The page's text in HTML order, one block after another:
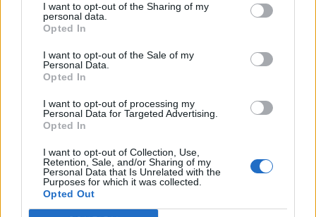
I want to opt-out of the Sharing of my
personal data.
Opted In
I want to opt-out of the Sale of my
Personal Data.
Opted In
I want to opt-out of processing my
Personal Data for Targeted Advertising.
Opted In
I want to opt-out of Collection, Use,
Retention, Sale, and/or Sharing of my
Personal Data that Is Unrelated with the
Purposes for which it was collected.
Opted Out